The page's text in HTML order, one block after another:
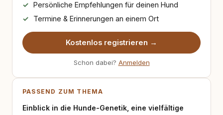
Persönliche Empfehlungen für deinen Hund
Termine & Erinnerungen an einem Ort
Kostenlos registrieren →
Schon dabei? Anmelden
PASSEND ZUM THEMA
Einblick in die Hunde-Genetik, eine vielfältige